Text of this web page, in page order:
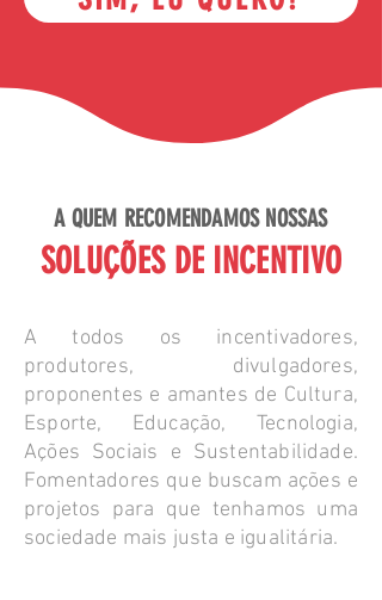
A QUEM RECOMENDAMOS NOSSAS
SOLUÇÕES DE INCENTIVO
A todos os incentivadores,
produtores, divulgadores,
proponentes e amantes de Cultura,
Esporte, Educação, Tecnologia,
Ações Sociais e Sustentabilidade.
Fomentadores que buscam ações e
projetos para que tenhamos uma
sociedade mais justa e igualitária.